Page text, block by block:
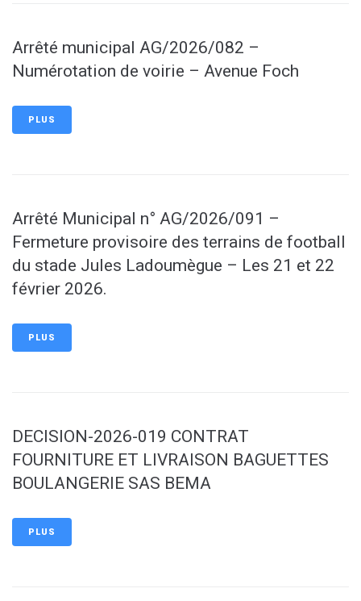
Arrêté municipal AG/2026/082 –
Numérotation de voirie – Avenue Foch
PLUS
Arrêté Municipal n° AG/2026/091 –
Fermeture provisoire des terrains de football
du stade Jules Ladoumègue – Les 21 et 22
février 2026.
PLUS
DECISION-2026-019 CONTRAT
FOURNITURE ET LIVRAISON BAGUETTES
BOULANGERIE SAS BEMA
PLUS